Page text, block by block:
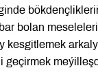
bolan
kesgitlemek
geçirmek